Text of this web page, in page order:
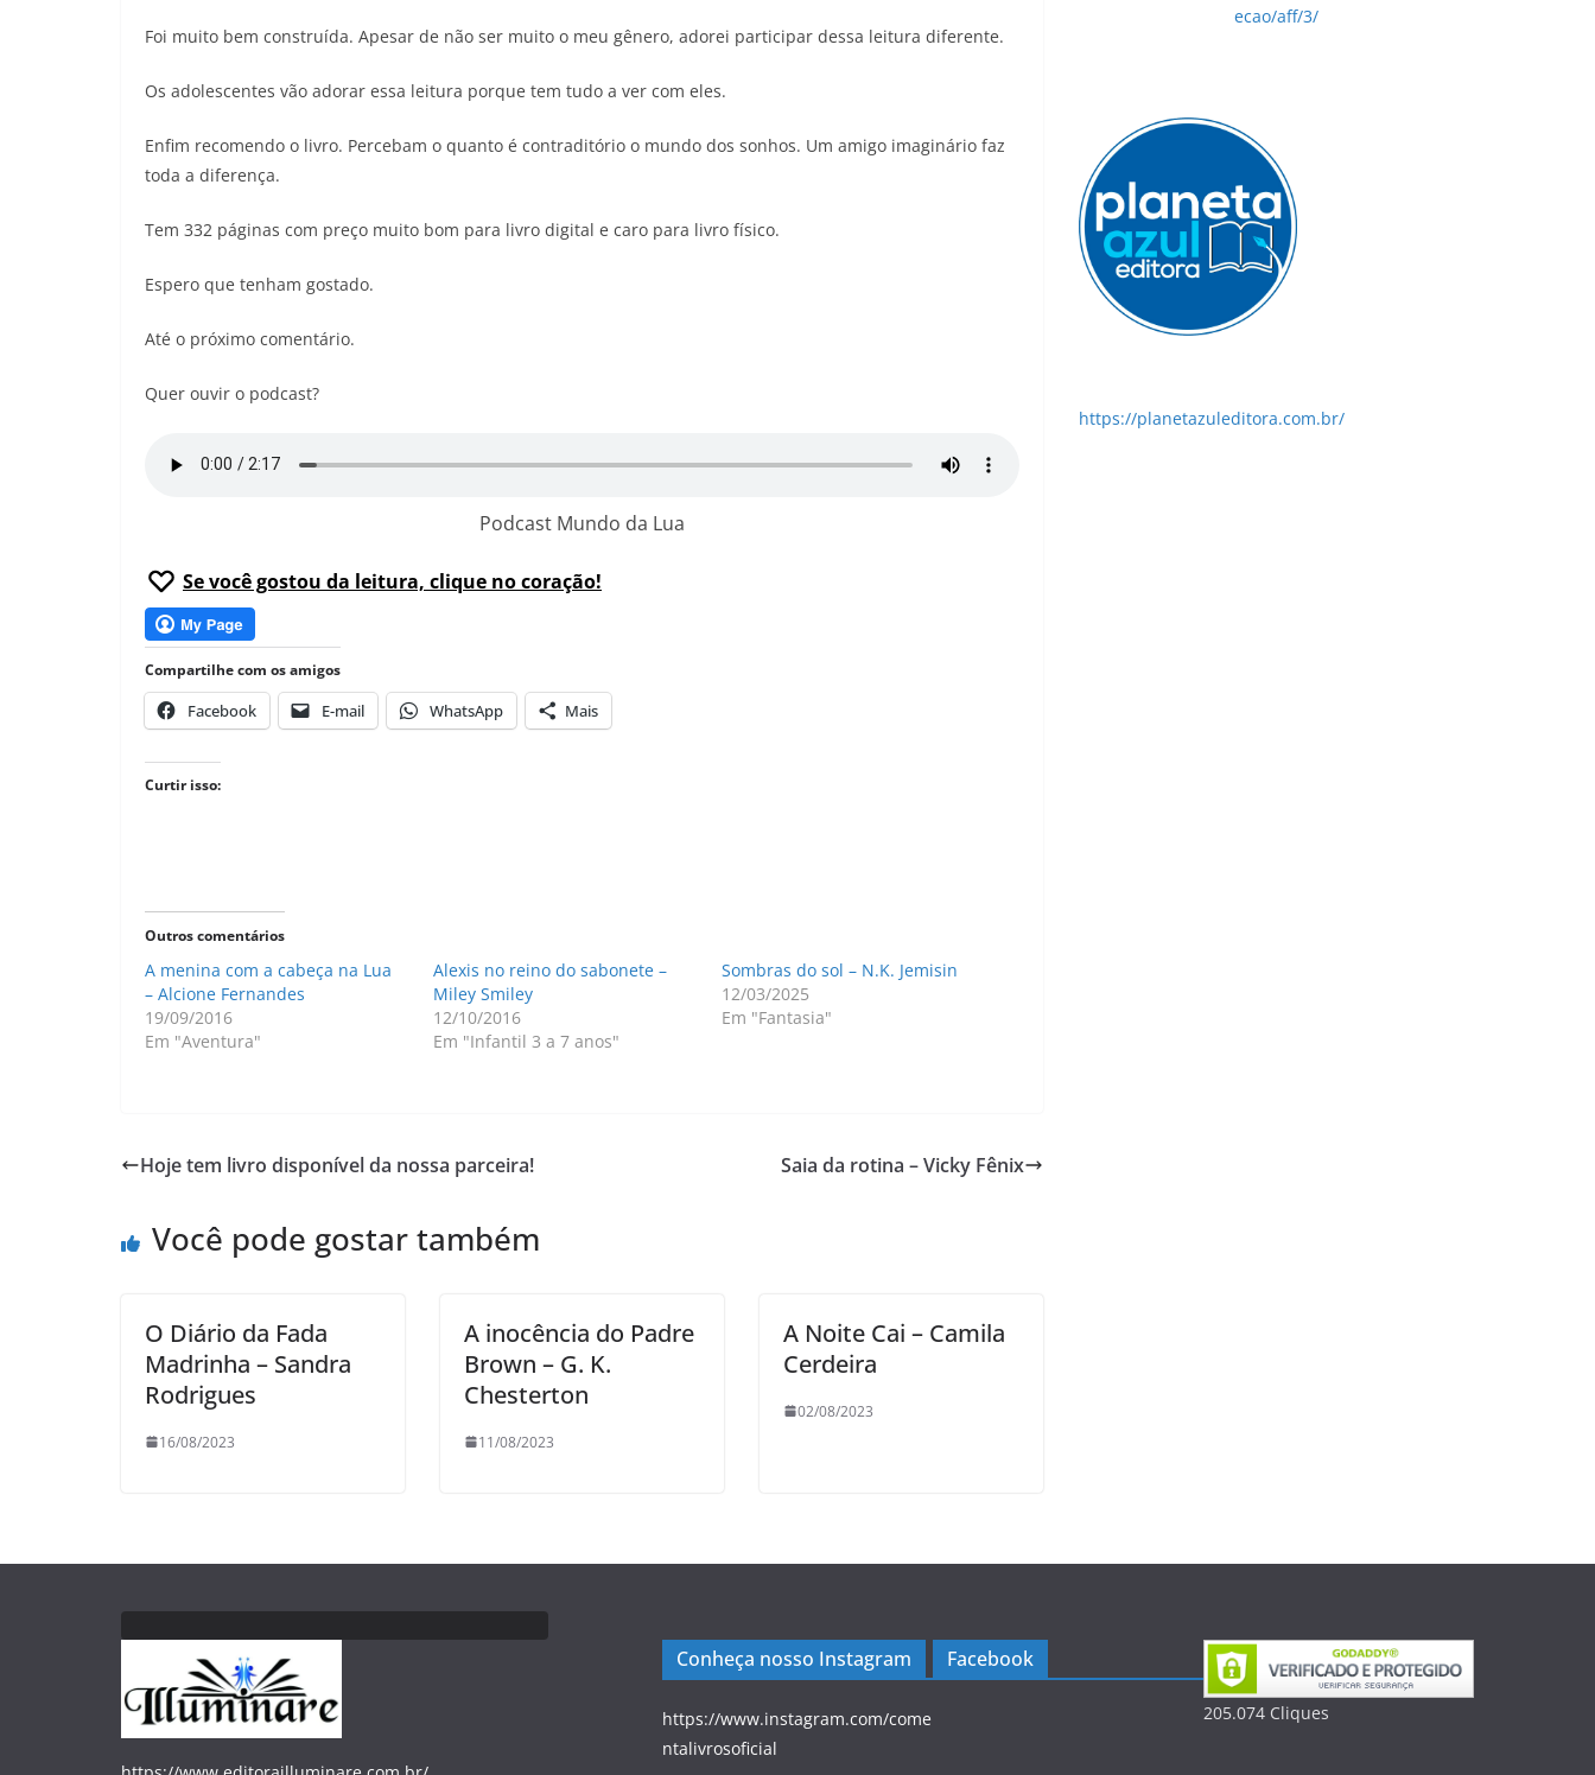
Foi muito bem construída. Apesar de não ser muito o meu gênero, adorei participar dessa leitura diferente.
Os adolescentes vão adorar essa leitura porque tem tudo a ver com eles.
Enfim recomendo o livro. Percebam o quanto é contraditório o mundo dos sonhos. Um amigo imaginário faz
toda a diferença.
Tem 332 páginas com preço muito bom para livro digital e caro para livro físico.
Espero que tenham gostado.
Até o próximo comentário.
Quer ouvir o podcast?
Podcast Mundo da Lua
Se você gostou da leitura, clique no coração!
Compartilhe com os amigos
Facebook E-mail WhatsApp Mais
Curtir isso:
Outros comentários
A menina com a cabeça na Lua
– Alcione Fernandes
19/09/2016
Em "Aventura"
Alexis no reino do sabonete –
Miley Smiley
12/10/2016
Em "Infantil 3 a 7 anos"
Sombras do sol – N.K. Jemisin
12/03/2025
Em "Fantasia"
Hoje tem livro disponível da nossa parceira! Saia da rotina – Vicky Fênix
Você pode gostar também
O Diário da Fada
Madrinha – Sandra
Rodrigues
16/08/2023
A inocência do Padre
Brown – G. K.
Chesterton
11/08/2023
A Noite Cai – Camila
Cerdeira
02/08/2023
ecao/aff/3/
https://planetazuleditora.com.br/
Conheça nosso Instagram
https://www.instagram.com/come
ntalivrosoficial
Facebook
205.074 Cliques